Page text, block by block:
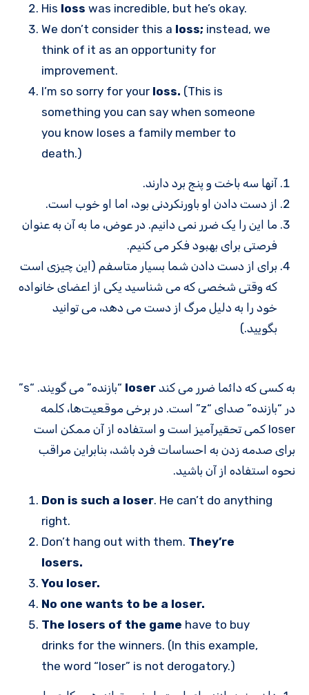
His loss was incredible, but he’s okay.
We don’t consider this a loss; instead, we
think of it as an opportunity for
improvement.
I’m so sorry for your loss. (This is
something you can say when someone
you know loses a family member to
death.)
آنها سه باخت و پنج برد دارند.
از دست دادن او باورنکردنی بود، اما او خوب است.
ما این را یک ضرر نمی دانیم. در عوض، ما به آن به عنوان
فرصتی برای بهبود فکر می کنیم.
برای از دست دادن شما بسیار متاسفم (این چیزی است
که وقتی شخصی که می شناسید یکی از اعضای خانواده
خود را به دلیل مرگ از دست می دهد، می توانید
بگویید.)
به کسی که دائما ضرر می کند loser
“بازنده” می گویند. “s”
در “بازنده” صدای “z” است. در برخی موقعیت‌ها، کلمه
loser کمی تحقیرآمیز است و استفاده از آن ممکن است
برای صدمه زدن به احساسات فرد باشد، بنابراین مراقب
نحوه استفاده از آن باشید.
Don is such a loser. He can’t do anything
right.
Don’t hang out with them. They’re
losers.
You loser.
No one wants to be a loser.
The losers of the game have to buy
drinks for the winners. (In this example,
the word “loser” is not derogatory.)